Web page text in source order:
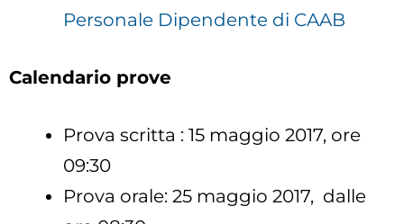
Personale Dipendente di CAAB
Calendario prove
Prova scritta : 15 maggio 2017, ore
09:30
Prova orale: 25 maggio 2017, dalle